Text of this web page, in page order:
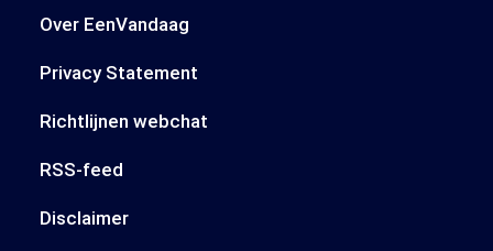
Over EenVandaag
Privacy Statement
Richtlijnen webchat
RSS-feed
Disclaimer